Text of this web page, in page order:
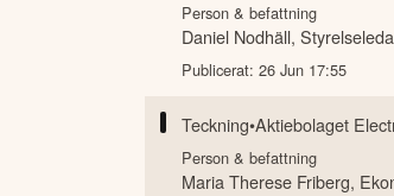
Person & befattning
Daniel Nodhäll,
Publicerat: 26 Jun 17:55
Teckning•Aktiebolaget
Person & befattning
Maria Therese Friberg,